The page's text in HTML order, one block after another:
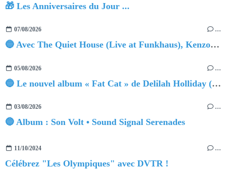
🎁 Les Anniversaires du Jour ...
07/08/2026 …
🔵 Avec The Quiet House (Live at Funkhaus), Kenzo Zurzolo livre une performance aussi intense qu'envoûtante.
05/08/2026 …
🔵 Le nouvel album « Fat Cat » de Delilah Holliday (sortie le 30 Octobre 2026)
03/08/2026 …
🔵 Album : Son Volt • Sound Signal Serenades
11/10/2024 …
Célébrez "Les Olympiques" avec DVTR !